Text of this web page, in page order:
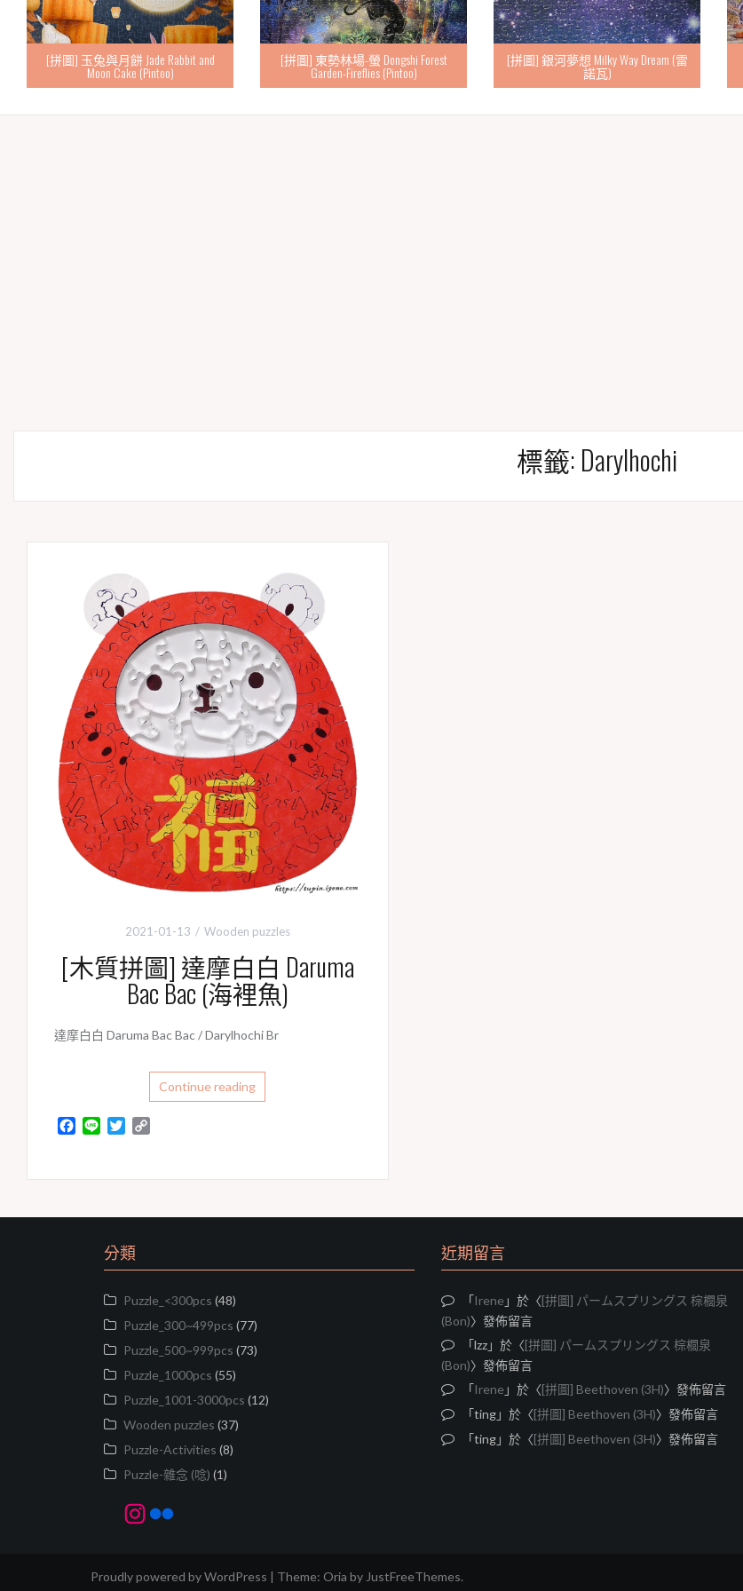
[拼圖] 玉兔與月餅 Jade Rabbit and
Moon Cake (Pintoo)
[拼圖] 東勢林場-螢 Dongshi Forest
Garden-Fireflies (Pintoo)
[拼圖] 銀河夢想 Milky Way Dream (雷
諾瓦)
標籤: Darylhochi
2021-01-13 Wooden puzzles
[木質拼圖] 達摩白白 Daruma
Bac Bac (海裡魚)
達摩白白 Daruma Bac Bac / Darylhochi Br
Continue reading
o
e
i
分類
Puzzle_<300pcs (48)
Puzzle_300~499pcs (77)
Puzzle_500~999pcs (73)
Puzzle_1000pcs (55)
Puzzle_1001-3000pcs (12)
Wooden puzzles (37)
Puzzle-Activities (8)
Puzzle-雜念 (唸) (1)
Instagram
Flickr
近期留言
「Irene 」於〈[拼圖] パームスプリングス 棕櫚泉
(Bon)〉發佈留言
「lzz 」於〈[拼圖] パームスプリングス 棕櫚泉
(Bon)〉發佈留言
「Irene 」於〈[拼圖] Beethoven (3H)〉發佈留言
「ting 」於〈[拼圖] Beethoven (3H)〉發佈留言
「ting 」於〈[拼圖] Beethoven (3H)〉發佈留言
Proudly powered by WordPress | Theme: Oria by JustFreeThemes.